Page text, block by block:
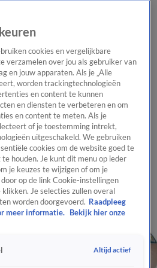
Het beste van Hart
Tip de
WeerTip de redactiePanelVideo's
cookies en vergelijkbare
verzamelen over jou als gebruiker van
en jouw apparaten. Als je „Alle
worden trackingtechnologieën
en content te kunnen
en diensten te verbeteren en om
en content te meten. Als je
of je toestemming intrekt,
uitgeschakeld. We gebruiken
cookies om de website goed te
houden. Je kunt dit menu op ieder
je keuzes te wijzigen of om je
op de link Cookie-instellingen
Je selecties zullen overal
worden doorgevoerd. Raadpleeg
meer informatie.
Bekijk hier onze
Altijd actief